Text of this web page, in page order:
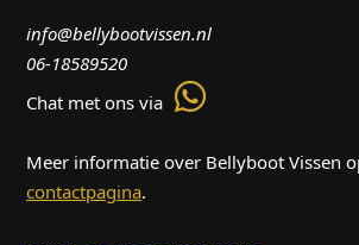
info@bellybootvissen.nl
06-18589520
Chat met ons via
Meer informatie over Bellyboot Vissen
contactpagina.